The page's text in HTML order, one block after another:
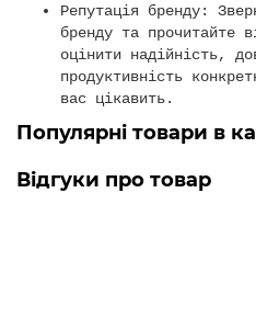
Репутація бренду:
бренду та прочитайте
оцінити надійність,
продуктивність
вас цікавить.
Популярні товари в
Відгуки про товар